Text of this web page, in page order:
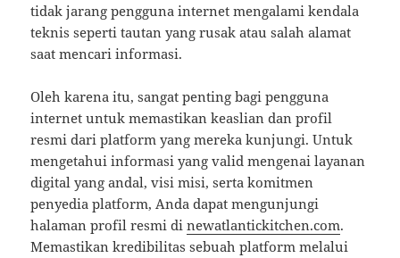
tidak jarang pengguna internet mengalami kendala
teknis seperti tautan yang rusak atau salah alamat
saat mencari informasi.
Oleh karena itu, sangat penting bagi pengguna
internet untuk memastikan keaslian dan profil
resmi dari platform yang mereka kunjungi. Untuk
mengetahui informasi yang valid mengenai layanan
digital yang andal, visi misi, serta komitmen
penyedia platform, Anda dapat mengunjungi
halaman profil resmi dinewatlantickitchen.com.
Memastikan kredibilitas sebuah platform melalui